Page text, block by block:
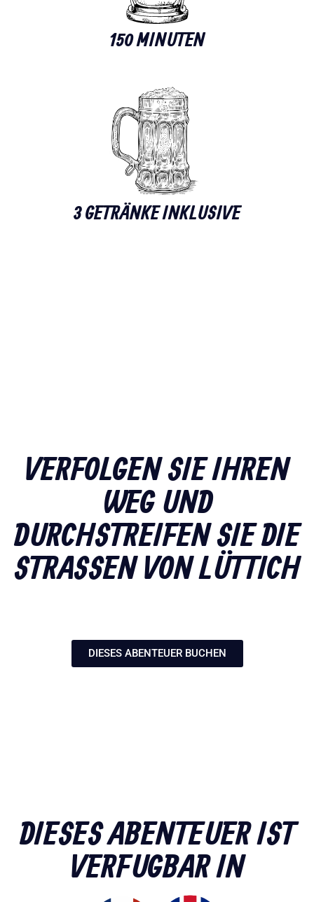
150 MINUTEN
3 GETRÄNKE INKLUSIVE
VERFOLGEN SIE IHREN
WEG UND
DURCHSTREIFEN SIE DIE
STRASSEN VON LÜTTICH
DIESES ABENTEUER BUCHEN
DIESES ABENTEUER IST
VERFUGBAR IN